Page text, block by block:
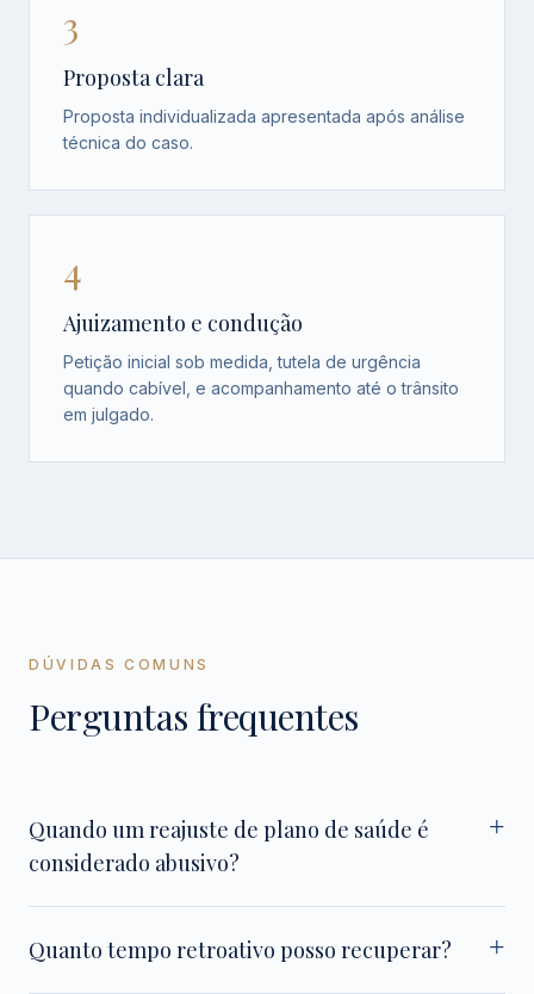
3
Proposta clara
Proposta individualizada apresentada após análise
técnica do caso.
4
Ajuizamento e condução
Petição inicial sob medida, tutela de urgência
quando cabível, e acompanhamento até o trânsito
em julgado.
DÚVIDAS COMUNS
Perguntas frequentes
Quando um reajuste de plano de saúde é
considerado abusivo?
Quanto tempo retroativo posso recuperar?